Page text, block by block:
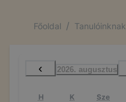
Főoldal / Tanulóinknak
‹ 2026. augusztus
H K Sze